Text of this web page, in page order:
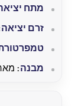
מתח
זרם יציאה
מבנה: